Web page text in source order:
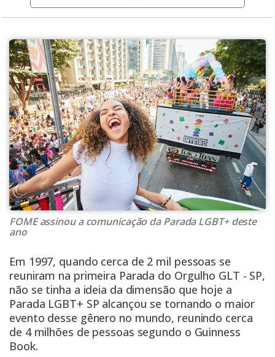
FOME assinou a comunicação da Parada LGBT+ deste
ano
Em 1997, quando cerca de 2 mil pessoas se
reuniram na primeira Parada do Orgulho GLT - SP,
não se tinha a ideia da dimensão que hoje a
Parada LGBT+ SP alcançou se tornando o maior
evento desse gênero no mundo, reunindo cerca
de 4 milhões de pessoas segundo o Guinness
Book.